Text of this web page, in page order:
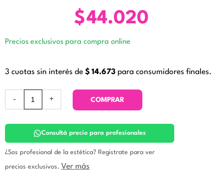
$44.020
Precios exclusivos para compra online
3 cuotas sin interés de $ 14.673 para consumidores finales.
-
Zine
cantidad
+ COMPRAR
Consultá precio para profesionales
¿Sos profesional de la estética? Registrate para ver
precios exclusivos. Ver más